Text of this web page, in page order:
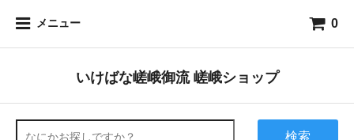
メニュー 0
いけばな嵯峨御流 嵯峨ショップ
検索